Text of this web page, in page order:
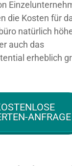
die Kosten für
natürlich
auch das
erheblich
ANFRAGE